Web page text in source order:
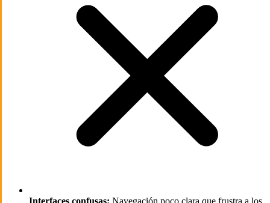
Interfaces confusas: Navegación poco clara que frustra a los